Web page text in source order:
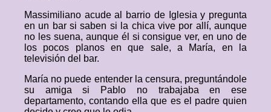
Massimiliano acude al barrio de Iglesia y pregunta
en un bar si saben si la chica vive por allí, aunque
no les suena, aunque él si consigue ver, en uno de
los pocos planos en que sale, a María, en la
televisión del bar.
María no puede entender la censura, preguntándole
su amiga si Pablo no trabajaba en ese
departamento, contando ella que es el padre quien